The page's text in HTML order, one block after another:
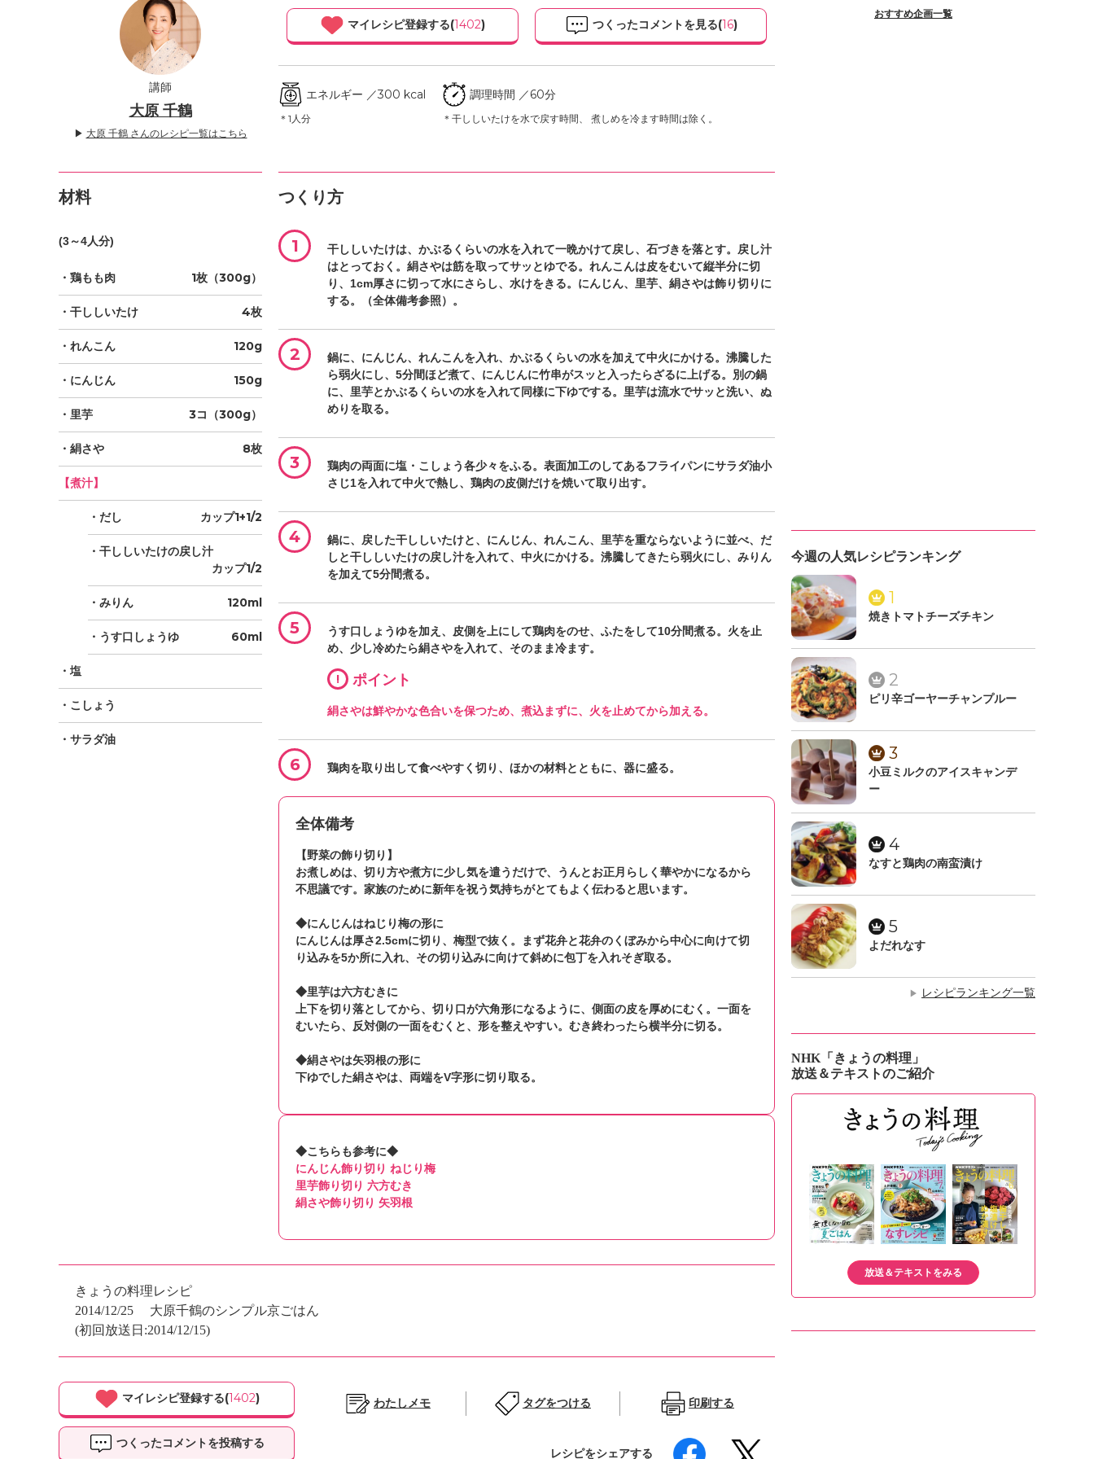
講師
大原 千鶴
▶ 大原 千鶴 さんのレシピ一覧はこちら
マイレシピ登録する(1402) つくったコメントを見る(16)
エネルギー ／300 kcal
＊1人分
調理時間 ／60分
＊干ししいたけを水で戻す時間、 煮しめを冷ます時間は除く。
材料
(3～4人分)
・鶏もも肉 1枚（300g）
・干ししいたけ 4枚
・れんこん 120g
・にんじん 150g
・里芋 3コ（300g）
・絹さや 8枚
【煮汁】
・だし カップ1+1/2
・干ししいたけの戻し汁
カップ1/2
・みりん 120ml
・うす口しょうゆ 60ml
・塩
・こしょう
・サラダ油
つくり方
1
干ししいたけは、かぶるくらいの水を入れて一晩かけて戻し、石づきを落とす。戻し汁
はとっておく。絹さやは筋を取ってサッとゆでる。れんこんは皮をむいて縦半分に切
り、1cm厚さに切って水にさらし、水けをきる。にんじん、里芋、絹さやは飾り切りに
する。（全体備考参照）。
2
鍋に、にんじん、れんこんを入れ、かぶるくらいの水を加えて中火にかける。沸騰した
ら弱火にし、5分間ほど煮て、にんじんに竹串がスッと入ったらざるに上げる。別の鍋
に、里芋とかぶるくらいの水を入れて同様に下ゆでする。里芋は流水でサッと洗い、ぬ
めりを取る。
3
鶏肉の両面に塩・こしょう各少々をふる。表面加工のしてあるフライパンにサラダ油小
さじ1を入れて中火で熱し、鶏肉の皮側だけを焼いて取り出す。
4
鍋に、戻した干ししいたけと、にんじん、れんこん、里芋を重ならないように並べ、だ
しと干ししいたけの戻し汁を入れて、中火にかける。沸騰してきたら弱火にし、みりん
を加えて5分間煮る。
5
うす口しょうゆを加え、皮側を上にして鶏肉をのせ、ふたをして10分間煮る。火を止
め、少し冷めたら絹さやを入れて、そのまま冷ます。
! ポイント
絹さやは鮮やかな色合いを保つため、煮込まずに、火を止めてから加える。
6 鶏肉を取り出して食べやすく切り、ほかの材料とともに、器に盛る。
全体備考
【野菜の飾り切り】
お煮しめは、切り方や煮方に少し気を遣うだけで、うんとお正月らしく華やかになるから
不思議です。家族のために新年を祝う気持ちがとてもよく伝わると思います。
◆にんじんはねじり梅の形に
にんじんは厚さ2.5cmに切り、梅型で抜く。まず花弁と花弁のくぼみから中心に向けて切
り込みを5か所に入れ、その切り込みに向けて斜めに包丁を入れそぎ取る。
◆里芋は六方むきに
上下を切り落としてから、切り口が六角形になるように、側面の皮を厚めにむく。一面を
むいたら、反対側の一面をむくと、形を整えやすい。むき終わったら横半分に切る。
◆絹さやは矢羽根の形に
下ゆでした絹さやは、両端をV字形に切り取る。
◆こちらも参考に◆
にんじん飾り切り ねじり梅
里芋飾り切り 六方むき
絹さや飾り切り 矢羽根
きょうの料理レシピ
2014/12/25
大原千鶴のシンプル京ごはん
(初回放送日:2014/12/15)
マイレシピ登録する(1402)
つくったコメントを投稿する
わたしメモ タグをつける 印刷する
レシピをシェアする
おすすめ企画一覧
今週の人気レシピランキング
1
焼きトマトチーズチキン
2
ピリ辛ゴーヤーチャンプルー
3
小豆ミルクのアイスキャンデ
ー
4
なすと鶏肉の南蛮漬け
5
よだれなす
▶ レシピランキング一覧
NHK「きょうの料理」
放送＆テキストのご紹介
放送＆テキストをみる